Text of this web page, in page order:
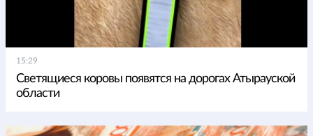
15:29
Светящиеся коровы появятся на дорогах Атырауской
области